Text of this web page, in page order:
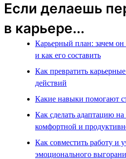
Если делаешь
в карьере...
Карьерный план: зачем
и как его составить
Как превратить
действий
Какие навыки помогают
Как сделать адаптацию
комфортной и
Как совместить работу и
эмоционального